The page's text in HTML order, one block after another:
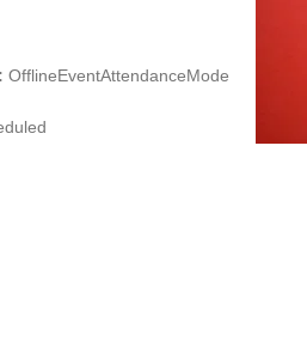
OfflineEventAttendanceMode